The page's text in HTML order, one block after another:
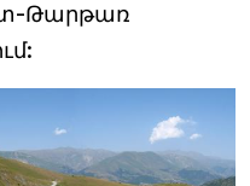
Թարթառ